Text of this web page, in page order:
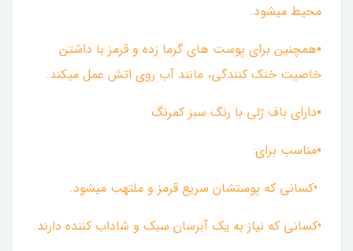
محیط میشود.
▪︎همچنین برای پوست های گرما زده و قرمز با داشتن
خاصیت خنک کنندگی، مانند آب روی اتش عمل میکند.
▪︎دارای باف ژلی با رنگ سبز کمرنگ
▪︎مناسب برای:
•کسانی که پوستشان سریع قرمز و ملتهب میشود.
•کسانی که نیاز به یک آبرسان سبک و شاداب کننده دارند.